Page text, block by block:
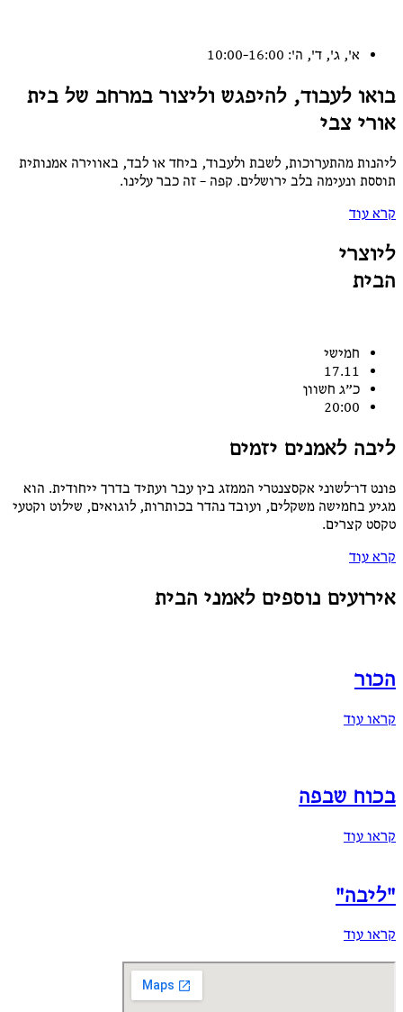
א', ג', ד', ה': 10:00-16:00
בואו לעבוד, להיפגש וליצור במרחב של בית
אורי צבי
ליהנות מהתערוכות, לשבת ולעבוד, ביחד או לבד, באווירה אמנותית
תוססת ונעימה בלב ירושלים. קפה – זה כבר עלינו.
קרא עוד
ליוצרי
הבית
חמישי
17.11
כ״ג חשוון
20:00
ליבה לאמנים יזמים
פונט דו־לשוני אקסצנטרי הממזג בין עבר ועתיד בדרך ייחודית. הוא
מגיע בחמישה משקלים, ועובד נהדר בכותרות, לוגואים, שילוט וקטעי
טקסט קצרים.
קרא עוד
אירועים נוספים לאמני הבית
הכור
קראו עוד
בכוח שבפה
קראו עוד
"ליבה"
קראו עוד